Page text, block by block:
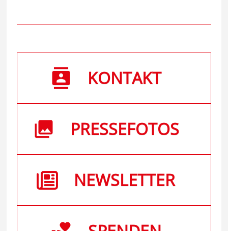
KONTAKT
PRESSEFOTOS
NEWSLETTER